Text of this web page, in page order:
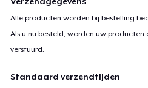
Alle producten worden bij bestelling
Als u nu besteld, worden uw
verstuurd.
Standaard verzendtijden